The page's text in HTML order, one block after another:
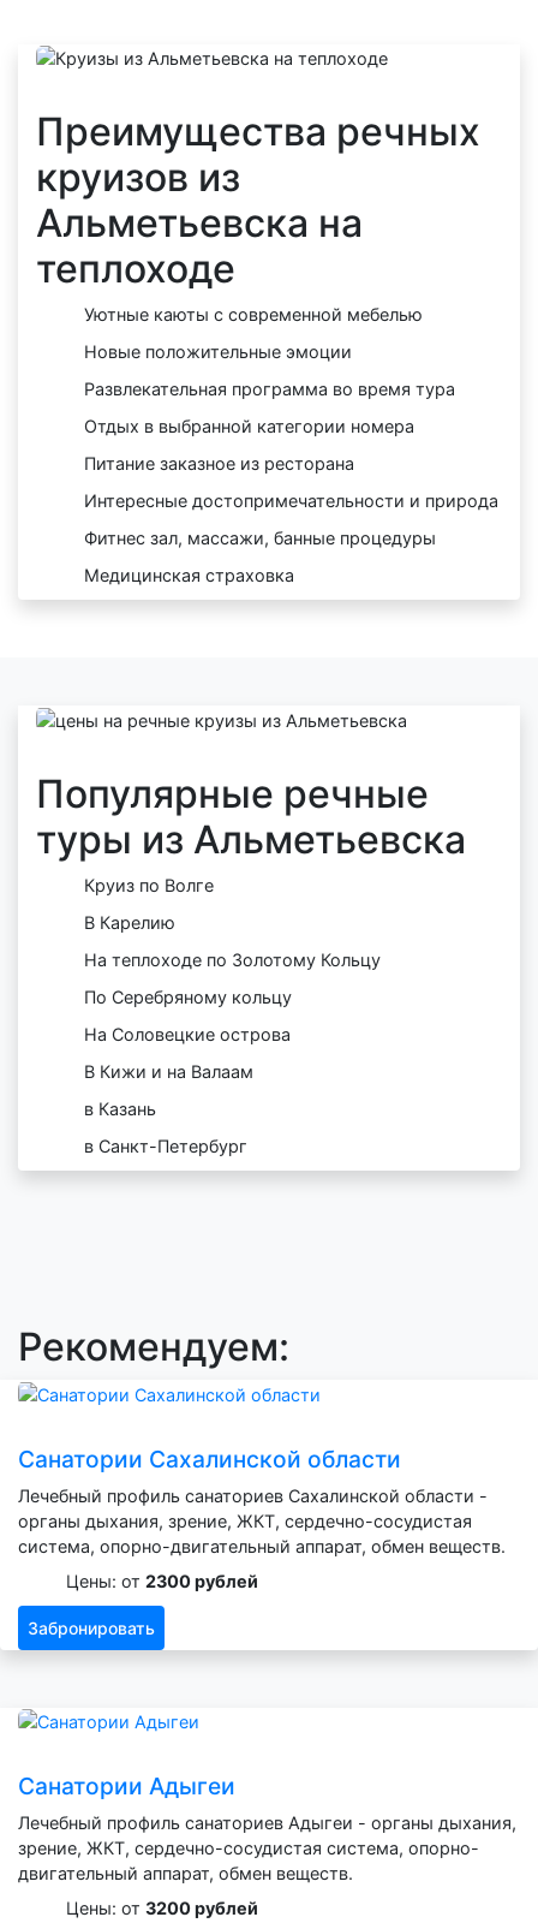
Преимущества речных
круизов из
Альметьевска на
теплоходе
Уютные каюты с современной мебелью
Новые положительные эмоции
Развлекательная программа во время тура
Отдых в выбранной категории номера
Питание заказное из ресторана
Интересные достопримечательности и природа
Фитнес зал, массажи, банные процедуры
Медицинская страховка
Популярные речные
туры из Альметьевска
Круиз по Волге
В Карелию
На теплоходе по Золотому Кольцу
По Серебряному кольцу
На Соловецкие острова
В Кижи и на Валаам
в Казань
в Санкт-Петербург
Рекомендуем:
Санатории Сахалинской области
Лечебный профиль санаториев Сахалинской области -
органы дыхания, зрение, ЖКТ, сердечно-сосудистая
система, опорно-двигательный аппарат, обмен веществ.
Цены: от 2300 рублей
Забронировать
Санатории Адыгеи
Лечебный профиль санаториев Адыгеи - органы дыхания,
зрение, ЖКТ, сердечно-сосудистая система, опорно-
двигательный аппарат, обмен веществ.
Цены: от 3200 рублей